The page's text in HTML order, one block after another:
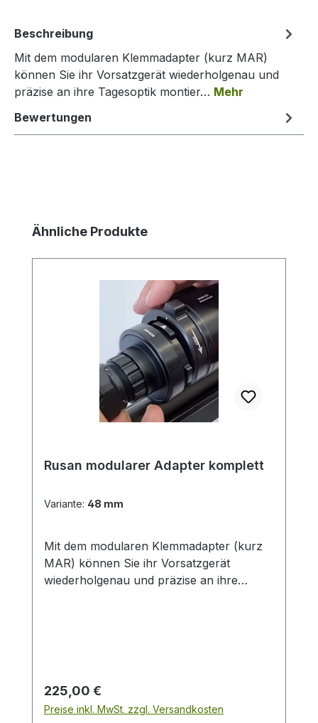
Beschreibung
Mit dem modularen Klemmadapter (kurz MAR)
können Sie ihr Vorsatzgerät wiederholgenau und
präzise an ihre Tagesoptik montier… Mehr
Bewertungen
Produktgalerie überspringen
Ähnliche Produkte
Rusan modularer Adapter komplett
Variante: 48 mm
Mit dem modularen Klemmadapter (kurz
MAR) können Sie ihr Vorsatzgerät
wiederholgenau und präzise an ihre
wie gewünscht und kann sogar im
dunkeln ohne Probleme sicher montiert
werden. Besonders eignet sich dieser
Regulärer Preis:
225,00 €
Preise inkl. MwSt. zzgl. Versandkosten